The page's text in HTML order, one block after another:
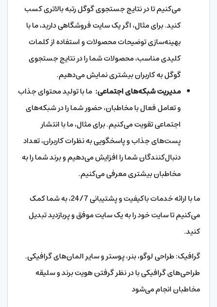
می‌کنیم تا در نتایج جستجوی گوگل رتبه بالاتری کسب
کنید. برای مثال، اگر یک سایت فروشگاهی دارید، ما با
بهینه‌سازی توضیحات محصولات و استفاده از کلمات
کلیدی مناسب، محصولات شما را در نتایج جستجوی
گوگل به کاربران بیشتری نمایش می‌دهیم.
مدیریت شبکه‌های اجتماعی: ما با تولید محتوای جذاب
و تعامل فعال با مخاطبان، حضور شما را در شبکه‌های
اجتماعی تقویت می‌کنیم. برای مثال، ما با انتشار
پست‌های جذاب و پاسخگویی به نظرات کاربران، تعداد
دنبال‌کنندگان شما را افزایش می‌دهیم و برند شما را به
مخاطبان بیشتری معرفی می‌کنیم.
ما با ارائه خدمات باکیفیت و پشتیبانی 24/7، به شما کمک
می‌کنیم تا سایت خود را به یک سایت موفق و پربازدید تبدیل
کنید.
گرافیک: طراحی لوگو، بنر، پوستر و سایر المان‌های گرافیکی.
طراحی‌های گرافیکی با در نظر گرفتن هویت برند و سلیقه
مخاطبان انجام می‌شود